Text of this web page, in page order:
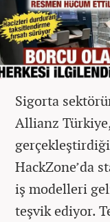
Sigorta
Allianz
HackZone’da
iş modelleri
teşvik ediyor.